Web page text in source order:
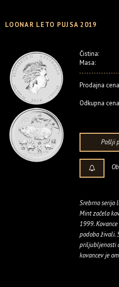
LOONAR LETO PUJSA 2019
Čistina:
Masa:
Prodajna
Odkupna
Pošlji
Srebrno serijo
Mint začela
1999.
podoba živali.
priljubljenosti
kovancev je